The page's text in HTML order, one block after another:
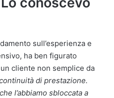
sull’esperienza e
ha ben figurato
cliente non semplice da
di prestazione.
l’abbiamo sbloccata a